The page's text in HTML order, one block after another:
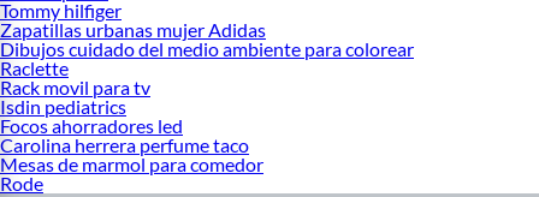
Tommy hilfiger
Zapatillas urbanas mujer Adidas
Dibujos cuidado del medio ambiente para colorear
Raclette
Rack movil para tv
Isdin pediatrics
Focos ahorradores led
Carolina herrera perfume taco
Mesas de marmol para comedor
Rode